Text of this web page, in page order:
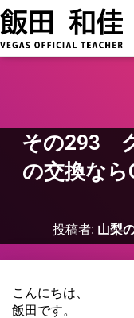
その293
の交換な
投稿者: 山梨
こんにちは、
飯田です。